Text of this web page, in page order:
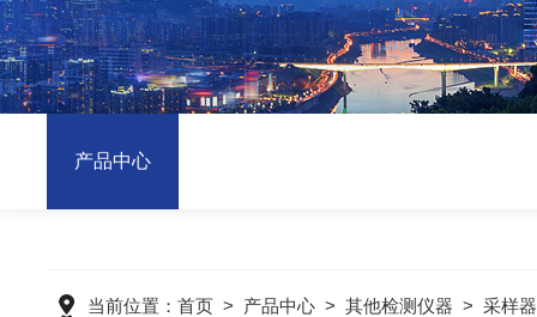
产品中心
当前位置： 首页 > 产品中心 > 其他检测仪器 > 采样器